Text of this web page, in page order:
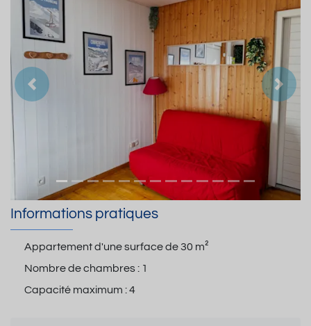
Précedent
Informations pratiques
Appartement d'une surface de30 m²
Nombre de chambres : 1
Capacité maximum :4